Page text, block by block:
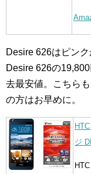
Desire 626はピン
Desire 626の
去最安値。こちら
の方はお早めに。
ジ
HTC